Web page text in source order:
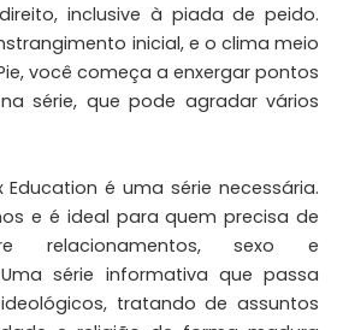
inclusive à piada de peido.
inicial, e o clima meio
você começa a enxergar pontos
série, que pode agradar vários
Education é uma série necessária.
e é ideal para quem precisa de
relacionamentos, sexo e
série informativa que passa
tratando de assuntos